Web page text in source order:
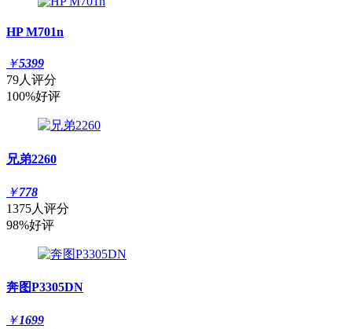
HP M701n
￥5399
79人评分
100%好评
兄弟2260
￥778
1375人评分
98%好评
奔图P3305DN
￥1699